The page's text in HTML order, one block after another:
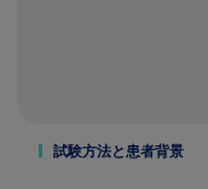
試験方法と患者背景